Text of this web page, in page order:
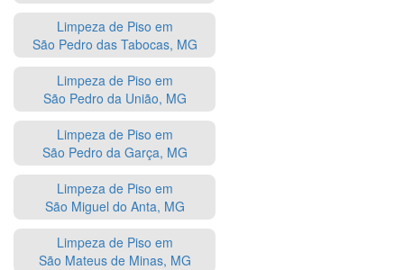
Limpeza de Piso em
São Pedro das Tabocas, MG
Limpeza de Piso em
São Pedro da União, MG
Limpeza de Piso em
São Pedro da Garça, MG
Limpeza de Piso em
São Miguel do Anta, MG
Limpeza de Piso em
São Mateus de Minas, MG